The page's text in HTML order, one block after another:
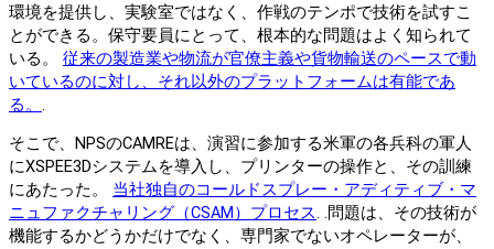
環境を提供し、実験室ではなく、作戦のテンポで技術を試すこ
とができる。保守要員にとって、根本的な問題はよく知られて
いる。 従来の製造業や物流が官僚主義や貨物輸送のペースで動
いているのに対し、それ以外のプラットフォームは有能であ
る。 .
そこで、NPSのCAMREは、演習に参加する米軍の各兵科の軍人
にXSPEE3Dシステムを導入し、プリンターの操作と、その訓練
にあたった。 当社独自のコールドスプレー・アディティブ・マ
ニュファクチャリング（CSAM）プロセス. .問題は、その技術が
機能するかどうかだけでなく、専門家でないオペレーターが、